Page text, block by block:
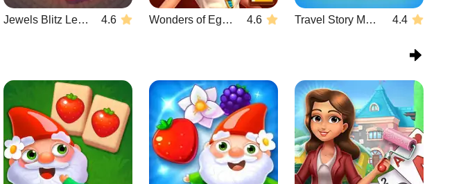
Jewels Blitz Legends 4.6 Wonders of Egypt Match 2 4.6 Travel Story Match 4.4